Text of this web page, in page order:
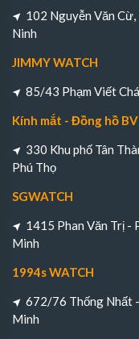
102 Nguyễn Văn
Ninh
JIMMY WATCH
85/43 Phạm Viết
Kính mắt - Đồng hồ
330 Khu phố Tân
Phú Thọ
SGWATCH
1415 Phan Văn Trị -
Minh
1994s WATCH
672/76 Thống Nhất
Minh